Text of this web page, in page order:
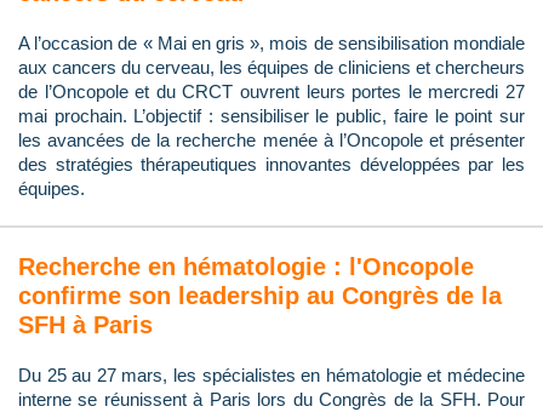
A l’occasion de « Mai en gris », mois de sensibilisation mondiale
aux cancers du cerveau, les équipes de cliniciens et chercheurs
de l’Oncopole et du CRCT ouvrent leurs portes le mercredi 27
mai prochain. L’objectif : sensibiliser le public, faire le point sur
les avancées de la recherche menée à l’Oncopole et présenter
des stratégies thérapeutiques innovantes développées par les
équipes.
Recherche en hématologie : l'Oncopole
confirme son leadership au Congrès de la
SFH à Paris
Du 25 au 27 mars, les spécialistes en hématologie et médecine
interne se réunissent à Paris lors du Congrès de la SFH. Pour